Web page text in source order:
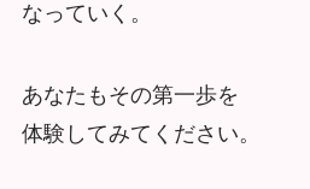
なっていく。
あなたもその第一歩を
体験してみてください。